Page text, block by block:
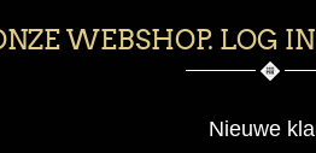
WEBSHOP. LOG
Nieuwe